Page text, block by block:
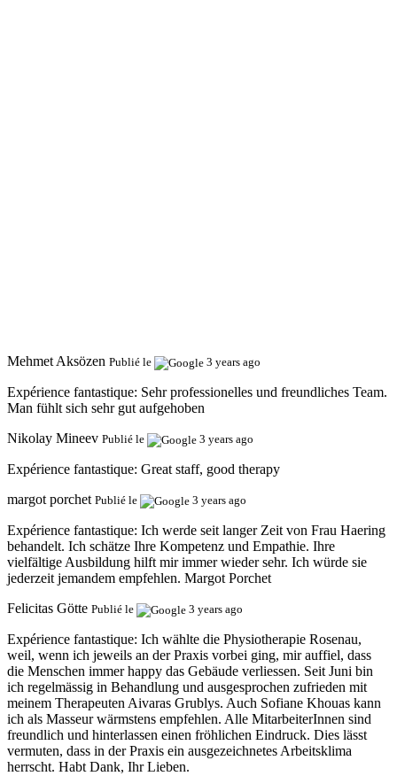
Mehmet Aksözen Publié le 3 years ago
Expérience fantastique: Sehr professionelles und freundliches Team.
Man fühlt sich sehr gut aufgehoben
Nikolay Mineev Publié le 3 years ago
Expérience fantastique: Great staff, good therapy
margot porchet Publié le 3 years ago
Expérience fantastique: Ich werde seit langer Zeit von Frau Haering
behandelt. Ich schätze Ihre Kompetenz und Empathie. Ihre
vielfältige Ausbildung hilft mir immer wieder sehr. Ich würde sie
jederzeit jemandem empfehlen. Margot Porchet
Felicitas Götte Publié le 3 years ago
Expérience fantastique: Ich wählte die Physiotherapie Rosenau,
weil, wenn ich jeweils an der Praxis vorbei ging, mir auffiel, dass
die Menschen immer happy das Gebäude verliessen. Seit Juni bin
ich regelmässig in Behandlung und ausgesprochen zufrieden mit
meinem Therapeuten Aivaras Grublys. Auch Sofiane Khouas kann
ich als Masseur wärmstens empfehlen. Alle MitarbeiterInnen sind
freundlich und hinterlassen einen fröhlichen Eindruck. Dies lässt
vermuten, dass in der Praxis ein ausgezeichnetes Arbeitsklima
herrscht. Habt Dank, Ihr Lieben.